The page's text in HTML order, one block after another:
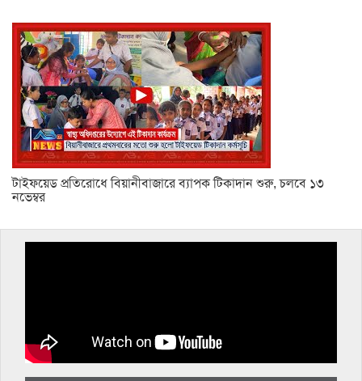
টাইফয়েড প্রতিরোধে বিয়ানীবাজারে ব্যাপক টিকাদান শুরু, চলবে ১৩
নভেম্বর